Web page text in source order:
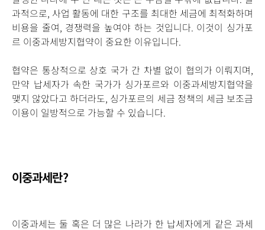
과적으로, 사업 활동에 대한 구조를 최대한 세금에 최적화하며
비용을 줄여, 경쟁력을 높여야 하는 것입니다. 이것이 싱가포
르 이중과세방지협약이 중요한 이유입니다.
협약은 통상적으로 상호 국가 간 차별 없이 협의가 이뤄지며,
만약 납세자가 속한 국가가 싱가포르와 이중과세방지협약을
맺지 않았다고 하더라도, 싱가포르의 세금 정책의 세금 보조금
이용이 일방적으로 가능할 수 있습니다.
이중과세란?
이중과세는 둘 혹은 더 많은 나라가 한 납세자에게 같은 과세